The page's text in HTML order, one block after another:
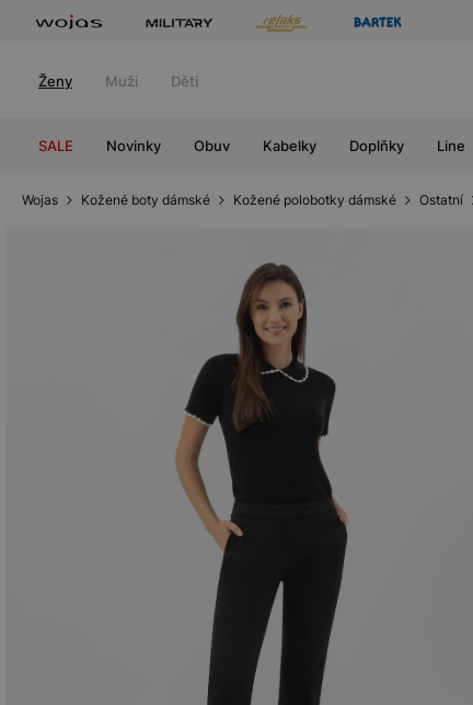
Ženy Muži Děti
SALE Novinky Obuv Kabelky Doplňky Line
Wojas Kožené boty dámské Kožené polobotky dámské Ostatní